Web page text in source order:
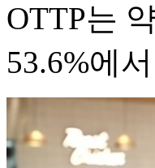
OTTP는
53.6%에